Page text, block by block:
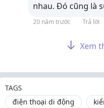
nhau. Đó cũng là
20 năm trước Trả lời
Xem
TAGS
điện thoại di động